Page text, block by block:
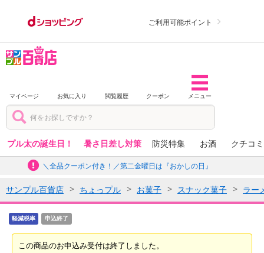
ご利用可能ポイント
マイページ お気に入り 閲覧履歴 クーポン メニュー
プル太の誕生日！ 暑さ日差し対策 防災特集 お酒 クチコ
＼全品クーポン付き！／第二金曜日は『おかしの日』
サンプル百貨店 ちょっプル お菓子 スナック菓子 ラー
軽減税率 申込終了
この商品のお申込み受付は終了しました。